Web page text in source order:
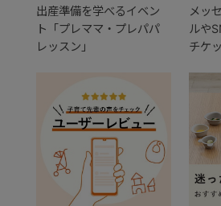
出産準備を学べるイベン
ト「プレママ・プレパパ
レッスン」
メッ
ルや
チケ